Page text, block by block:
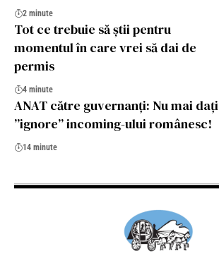
2 minute
Tot ce trebuie să ştii pentru
momentul în care vrei să dai de
permis
4 minute
ANAT către guvernanți: Nu mai dați
”ignore” incoming-ului românesc!
14 minute